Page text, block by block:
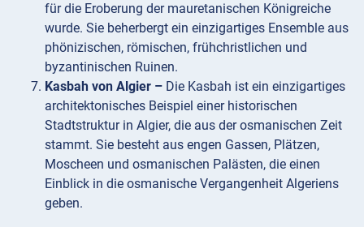
für die Eroberung der mauretanischen Königreiche
wurde. Sie beherbergt ein einzigartiges Ensemble aus
phönizischen, römischen, frühchristlichen und
byzantinischen Ruinen.
Kasbah von Algier – Die Kasbah ist ein einzigartiges
architektonisches Beispiel einer historischen
Stadtstruktur in Algier, die aus der osmanischen Zeit
stammt. Sie besteht aus engen Gassen, Plätzen,
Moscheen und osmanischen Palästen, die einen
Einblick in die osmanische Vergangenheit Algeriens
geben.